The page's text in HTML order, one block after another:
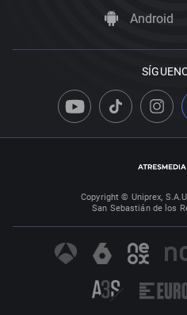
Android
Copyright © Uniprex,
San Sebastián de los